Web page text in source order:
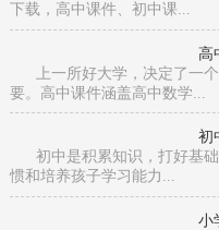
下载，高中课件、初中课...
高
上一所好大学，决定了一个
要。高中课件涵盖高中数学...
初
初中是积累知识，打好基础
惯和培养孩子学习能力...
小